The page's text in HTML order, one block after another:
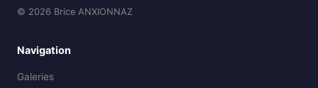
© 2026 Brice ANXIONNAZ
Navigation
Galeries